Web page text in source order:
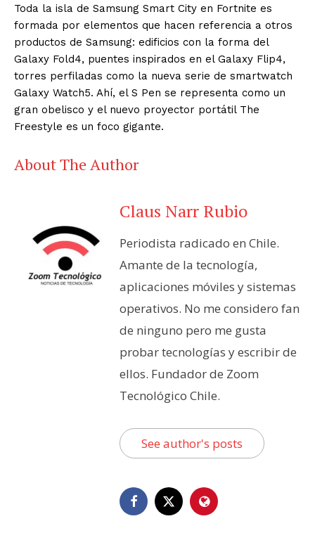
Toda la isla de Samsung Smart City en Fortnite es
formada por elementos que hacen referencia a otros
productos de Samsung: edificios con la forma del
Galaxy Fold4, puentes inspirados en el Galaxy Flip4,
torres perfiladas como la nueva serie de smartwatch
Galaxy Watch5. Ahí, el S Pen se representa como un
gran obelisco y el nuevo proyector portátil The
Freestyle es un foco gigante.
About The Author
Claus Narr Rubio
Periodista radicado en Chile.
Amante de la tecnología,
aplicaciones móviles y sistemas
operativos. No me considero fan
de ninguno pero me gusta
probar tecnologías y escribir de
ellos. Fundador de Zoom
Tecnológico Chile.
See author's posts